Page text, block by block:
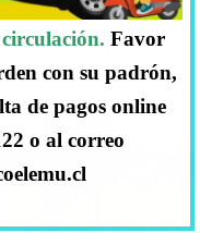
de esta nueva
en… Ir al artículo.
Favor
con su padrón,
de pagos online
o al correo